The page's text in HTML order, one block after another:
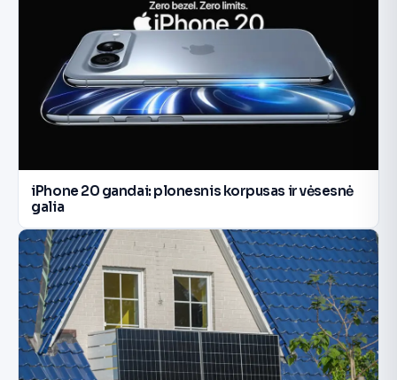
iPhone 20 gandai: plonesnis korpusas ir vėsesnė
galia